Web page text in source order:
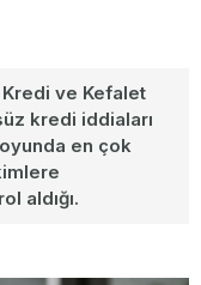
ve Kefalet
kredi iddiaları
en çok
aldığı.